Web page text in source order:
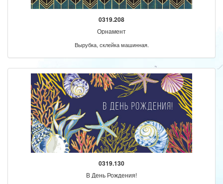
0319.208
Орнамент
Вырубка, склейка машинная.
0319.130
В День Рождения!